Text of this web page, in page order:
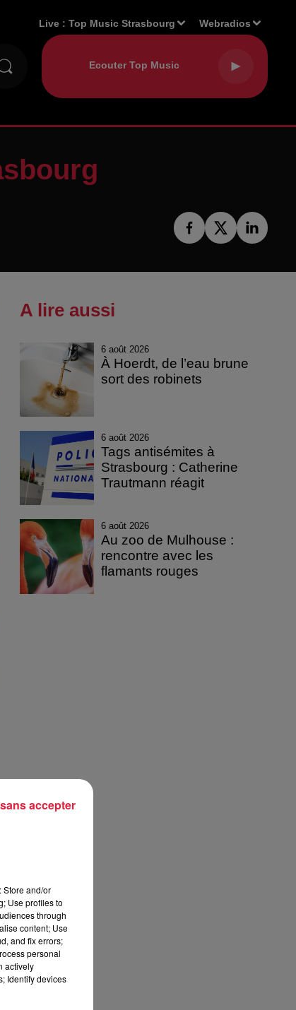
Live :Top Music Strasbourg Webradios
A lire aussi
6 août 2026
À Hoerdt, de l’eau brune
sort des robinets
6 août 2026
Tags antisémites à
Strasbourg : Catherine
Trautmann réagit
6 août 2026
Au zoo de Mulhouse :
rencontre avec les
flamants rouges
Store and/or
Use profiles to
through
content; Use
and fix errors;
personal
actively
Identify devices
accepter